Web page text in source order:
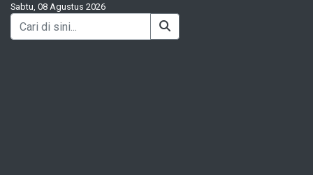
Sabtu, 08 Agustus 2026